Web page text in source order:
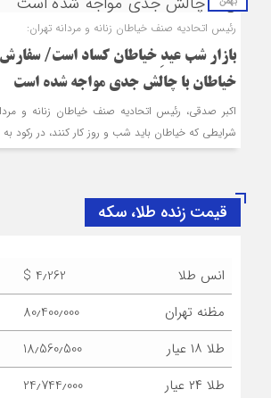
رئیس اتحادیه صنف خیاطان زنانه و مردانه تهران:
بازار شب عیدِ خیاطان کساد است/
خیاطان با چالش جدی مواجه شده است
اکبر صدقی، رئیس اتحادیه صنف خیاطان زنانه و
شرایطی که خیاطان باید شب و روز کار کنند، در رکود
قیمت زنده طلا، سکه
انس طلا $ 4٫262
مظنه تهران
80٫400٫000
طلا ۱۸ عیار
18٫560٫500
طلا ۲۴ عیار
24٫744٫000